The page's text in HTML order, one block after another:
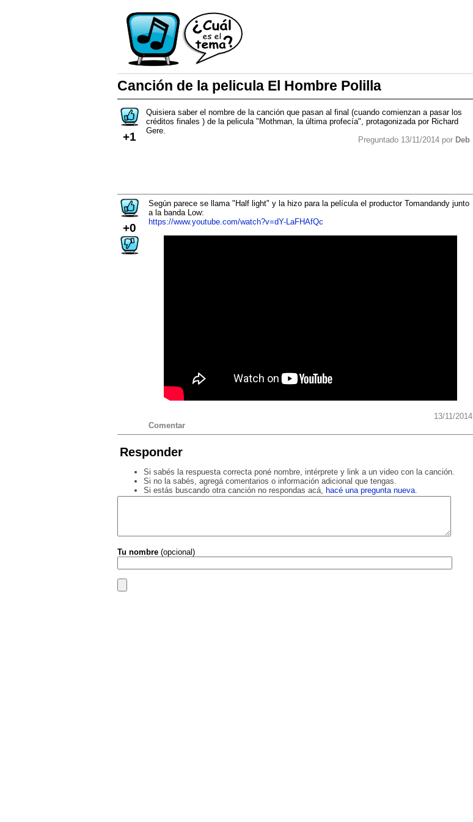
Canción de la pelicula El Hombre Polilla
+1
Quisiera saber el nombre de la canción que pasan al final (cuando comienzan a pasar los
créditos finales ) de la pelicula "Mothman, la última profecía", protagonizada por Richard
Gere.
Preguntado 13/11/2014 por Deb
+0
Según parece se llama "Half light" y la hizo para la película el productor Tomandandy junto
a la banda Low:
https://www.youtube.com/watch?v=dY-LaFHAfQc
13/11/2014
Comentar
Responder
Si sabés la respuesta correcta poné nombre, intérprete y link a un video con la canción.
Si no la sabés, agregá comentarios o información adicional que tengas.
Si estás buscando otra canción no respondas acá,
hacé una pregunta nueva.
Tu nombre (opcional)